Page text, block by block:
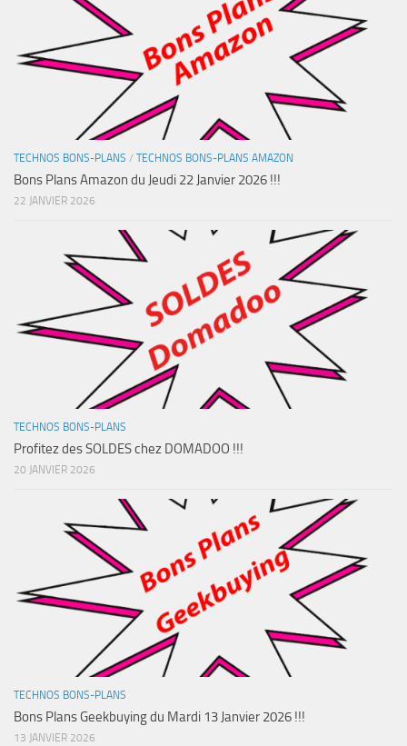
TECHNOS BONS-PLANS / TECHNOS BONS-PLANS AMAZON
Bons Plans Amazon du Jeudi 22 Janvier 2026 !!!
22 JANVIER 2026
TECHNOS BONS-PLANS
Profitez des SOLDES chez DOMADOO !!!
20 JANVIER 2026
TECHNOS BONS-PLANS
Bons Plans Geekbuying du Mardi 13 Janvier 2026 !!!
13 JANVIER 2026